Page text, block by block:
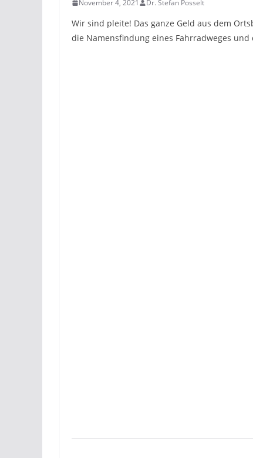
November 4, 2021 Dr. Stefan Posselt
Wir sind pleite! Das ganze Geld aus dem
die Namensfindung eines Fahrradweges